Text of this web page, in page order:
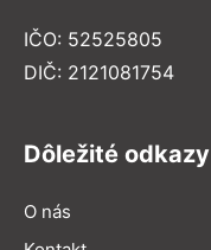
IČO: 52525805
DIČ: 2121081754
Dôležité odkazy
O nás